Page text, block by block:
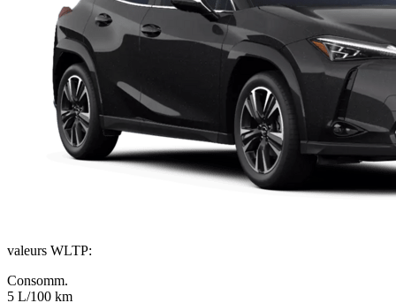
valeurs WLTP:
Consomm.
5 L/100 km